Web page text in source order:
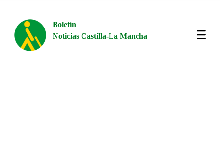
Boletín
Noticias Castilla-La Mancha